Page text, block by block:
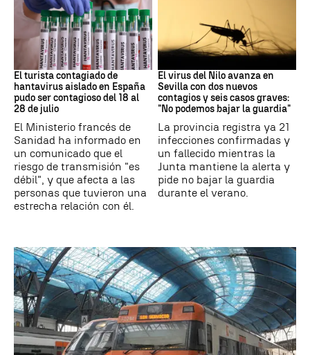
Hantavirus
El turista contagiado de
hantavirus aislado en España
pudo ser contagioso del 18 al
28 de julio
El Ministerio francés de
Sanidad ha informado en
un comunicado que el
riesgo de transmisión "es
débil", y que afecta a las
personas que tuvieron una
estrecha relación con él.
Virus del Nilo
El virus del Nilo avanza en
Sevilla con dos nuevos
contagios y seis casos graves:
"No podemos bajar la guardia"
La provincia registra ya 21
infecciones confirmadas y
un fallecido mientras la
Junta mantiene la alerta y
pide no bajar la guardia
durante el verano.